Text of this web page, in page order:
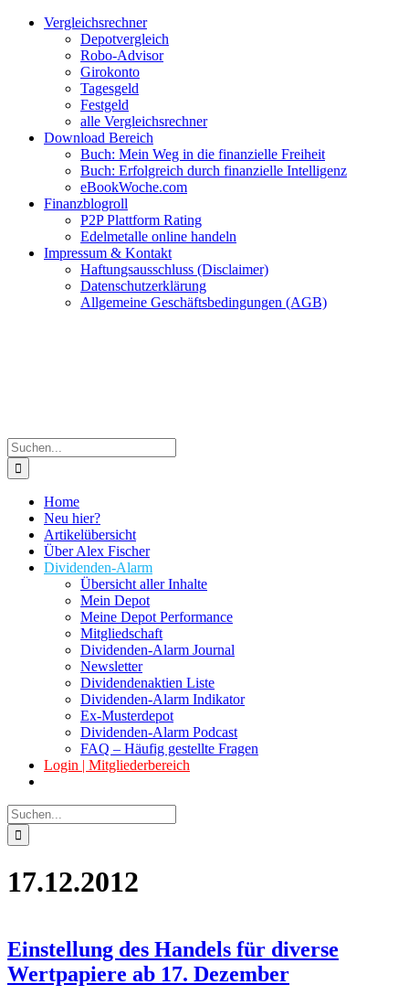
Zum
Facebook
Twitter
Instagram
Pinterest
YouTubeVergleichsrechner
Depotvergleich
Robo-Advisor
Girokonto
Tagesgeld
Festgeld
alle Vergleichsrechner
Download Bereich
Buch: Mein Weg in die finanzielle Freiheit
Buch: Erfolgreich durch finanzielle Intelligenz
eBookWoche.com
Finanzblogroll
P2P Plattform Rating
Edelmetalle online handeln
Impressum & Kontakt
Haftungsausschluss (Disclaimer)
Datenschutzerklärung
Allgemeine Geschäftsbedingungen (AGB)
Suche
nach:
Home
Neu hier?
Artikelübersicht
Über Alex Fischer
Dividenden-Alarm
Übersicht aller Inhalte
Mein Depot
Meine Depot Performance
Mitgliedschaft
Dividenden-Alarm Journal
Newsletter
Dividendenaktien Liste
Dividenden-Alarm Indikator
Ex-Musterdepot
Dividenden-Alarm Podcast
FAQ – Häufig gestellte Fragen
Login | Mitgliederbereich
Suche
nach:
17.12.2012
Einstellung des Handels für diverse
Wertpapiere ab 17. Dezember